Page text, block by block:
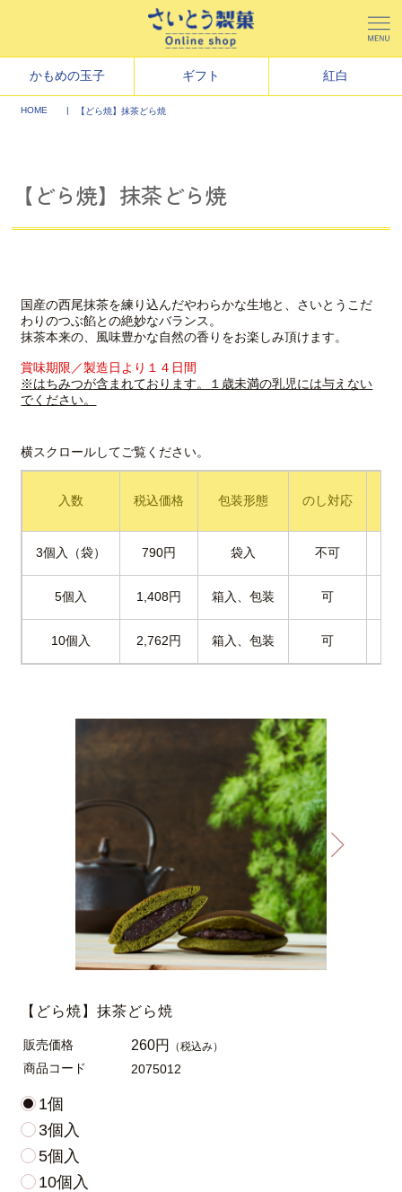
かもめの玉子 ギフト 紅白
HOME 【どら焼】抹茶どら焼
【どら焼】抹茶どら焼
国産の西尾抹茶を練り込んだやわらかな生地と、さいとうこだ
わりのつぶ餡との絶妙なバランス。
抹茶本来の、風味豊かな自然の香りをお楽しみ頂けます。
賞味期限／製造日より１４日間
※はちみつが含まれております。１歳未満の乳児には与えない
でください。
入数 税込価格 包装形態 のし対応
3個入（袋） 790円 袋入 不可
5個入 1,408円 箱入、包装 可
10個入 2,762円 箱入、包装 可
【どら焼】抹茶どら焼
販売価格 260円 （税込み）
商品コード 2075012
1個
3個入
5個入
10個入